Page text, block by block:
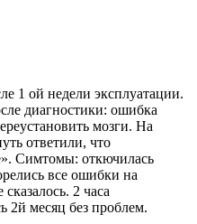
1 ой недели эксплуатации.
диагностики: ошибка
мозги. На
ответили, что
Симтомы: откючилась
все ошибки на
2 часа
2й месяц без проблем.